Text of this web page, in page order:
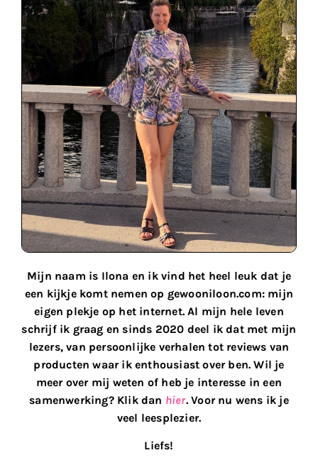
Mijn naam is Ilona en ik vind het heel leuk dat je
een kijkje komt nemen op gewooniloon.com: mijn
eigen plekje op het internet. Al mijn hele leven
schrijf ik graag en sinds 2020 deel ik dat met mijn
lezers, van persoonlijke verhalen tot reviews van
producten waar ik enthousiast over ben. Wil je
meer over mij weten of heb je interesse in een
samenwerking? Klik dan hier. Voor nu wens ik je
veel leesplezier.
Liefs!